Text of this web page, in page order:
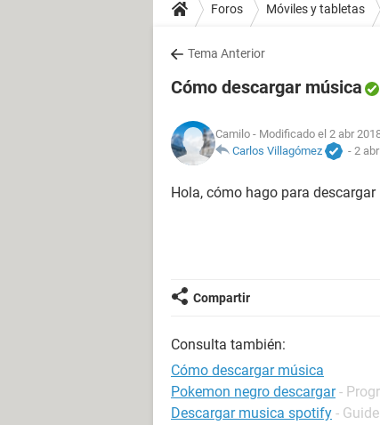
Foros Móviles y tabletas
Tema Anterior
Cómo descargar música
Camilo - Modificado el 2 abr
Carlos Villagómez
- 2
Hola, cómo hago para descargar
Compartir
Consulta también:
Cómo descargar música
Pokemon negro descargar -
Descargar musica spotify - Guide